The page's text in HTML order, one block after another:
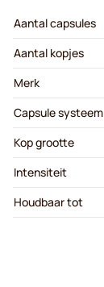
Aantal capsules
Aantal kopjes
Merk
Capsule systeem
Kop grootte
Intensiteit
Houdbaar tot